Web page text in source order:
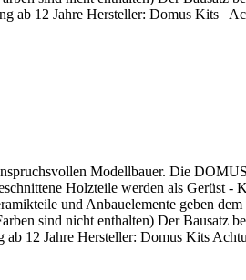
ab 12 Jahre Hersteller: Domus Kits
Modellbauer. Die
Holzteile werden als Gerüst -
und Anbauelemente geben
sind nicht enthalten) Der Bausatz
ab 12 Jahre Hersteller: Domus Kits